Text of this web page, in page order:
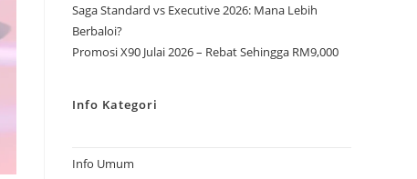
Saga Standard vs Executive 2026: Mana Lebih
Berbaloi?
Promosi X90 Julai 2026 – Rebat Sehingga RM9,000
Info Kategori
Info Umum